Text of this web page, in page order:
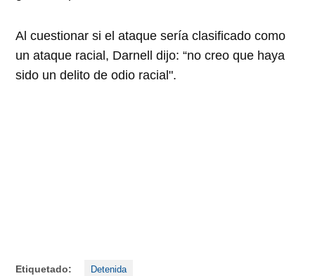
Al cuestionar si el ataque sería clasificado como
un ataque racial, Darnell dijo: “no creo que haya
sido un delito de odio racial".
Etiquetado: Detenida